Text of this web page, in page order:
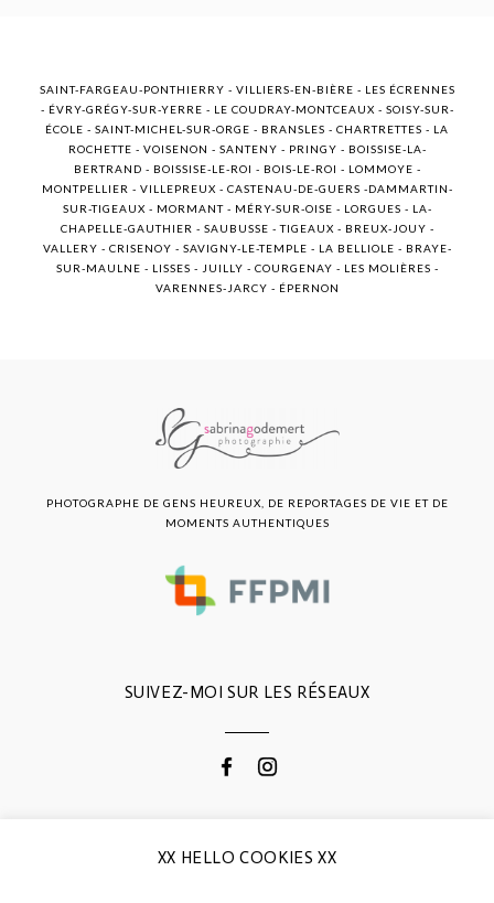
SAINT-FARGEAU-PONTHIERRY - VILLIERS-EN-BIÈRE - LES ÉCRENNES
- ÉVRY-GRÉGY-SUR-YERRE - LE COUDRAY-MONTCEAUX - SOISY-SUR-
ÉCOLE - SAINT-MICHEL-SUR-ORGE - BRANSLES - CHARTRETTES - LA
ROCHETTE - VOISENON - SANTENY - PRINGY - BOISSISE-LA-
BERTRAND - BOISSISE-LE-ROI - BOIS-LE-ROI - LOMMOYE -
MONTPELLIER - VILLEPREUX - CASTENAU-DE-GUERS -DAMMARTIN-
SUR-TIGEAUX - MORMANT - MÉRY-SUR-OISE - LORGUES - LA-
CHAPELLE-GAUTHIER - SAUBUSSE - TIGEAUX - BREUX-JOUY -
VALLERY - CRISENOY - SAVIGNY-LE-TEMPLE - LA BELLIOLE - BRAYE-
SUR-MAULNE - LISSES - JUILLY - COURGENAY - LES MOLIÈRES -
VARENNES-JARCY - ÉPERNON
SUIVEZ-MOI SUR LES RÉSEAUX
PHOTOGRAPHE DE GENS HEUREUX, DE REPORTAGES DE VIE ET DE
MOMENTS AUTHENTIQUES
CONTACTEZ-MOI
XX HELLO COOKIES XX